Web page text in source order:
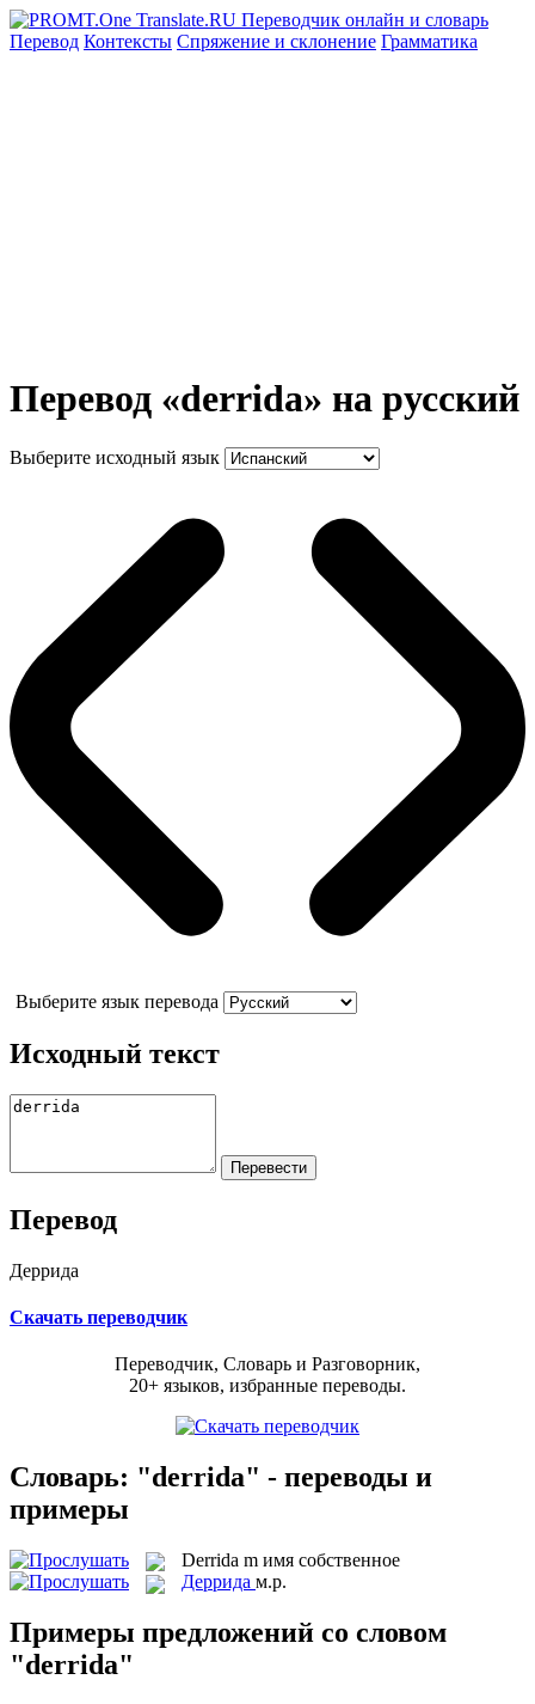
Перевод Контексты Спряжение и склонение Грамматика
Перевод «derrida» на русский
Выберите исходный язык
Выберите язык перевода
Исходный текст
Перевод
Деррида
Скачать переводчик
Переводчик, Словарь и Разговорник,
20+ языков, избранные переводы.
Словарь: "derrida" - переводы и
примеры
Derrida m имя собственное
Деррида м.р.
Примеры предложений со словом
"derrida"